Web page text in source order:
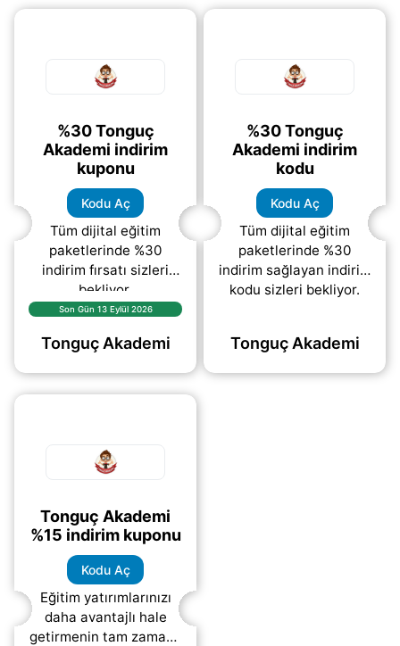
%30 Tonguç
Akademi indirim
kuponu
Kodu Aç
Tüm dijital eğitim
paketlerinde %30
indirim fırsatı sizleri
bekliyor.
Son Gün 13 Eylül 2026
Tonguç Akademi
%30 Tonguç
Akademi indirim
kodu
Kodu Aç
Tüm dijital eğitim
paketlerinde %30
indirim sağlayan indirim
kodu sizleri bekliyor.
Tonguç Akademi
Tonguç Akademi
%15 indirim kuponu
Kodu Aç
Eğitim yatırımlarınızı
daha avantajlı hale
getirmenin tam zamanı!